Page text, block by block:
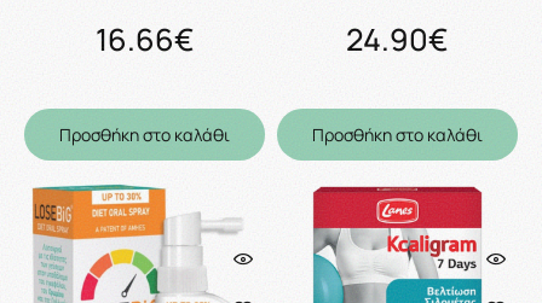
16.66€
Προσθήκη στο καλάθι
24.90€
Προσθήκη στο καλάθι